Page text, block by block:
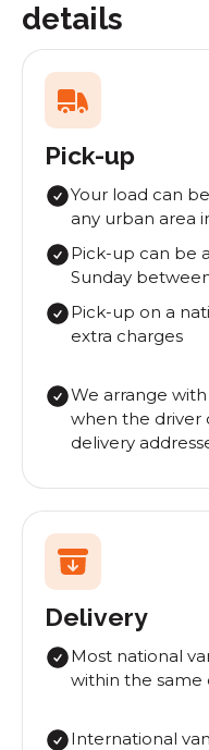
details
Pick-up
Your load can
any urban area
Pick-up can be
Sunday
Pick-up on a
extra charges
We arrange
when the driver
delivery
Delivery
Most national
within the same
International